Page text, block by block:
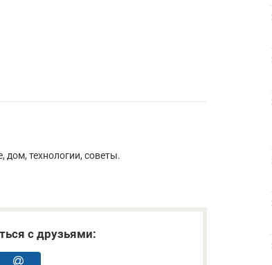
дом, технологии, советы.
с друзьями: